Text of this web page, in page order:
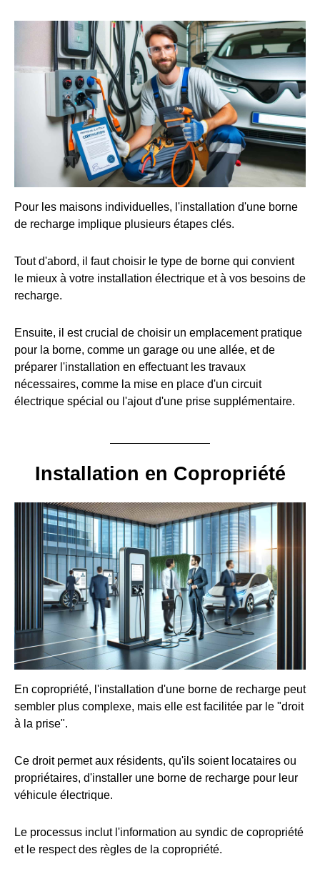
Pour les maisons individuelles, l'installation d'une borne
de recharge implique plusieurs étapes clés.
Tout d'abord, il faut choisir le type de borne qui convient
le mieux à votre installation électrique et à vos besoins de
recharge.
Ensuite, il est crucial de choisir un emplacement pratique
pour la borne, comme un garage ou une allée, et de
préparer l'installation en effectuant les travaux
nécessaires, comme la mise en place d'un circuit
électrique spécial ou l'ajout d'une prise supplémentaire.
Installation en Copropriété
En copropriété, l'installation d'une borne de recharge peut
sembler plus complexe, mais elle est facilitée par le "droit
à la prise".
Ce droit permet aux résidents, qu'ils soient locataires ou
propriétaires, d'installer une borne de recharge pour leur
véhicule électrique.
Le processus inclut l'information au syndic de copropriété
et le respect des règles de la copropriété.